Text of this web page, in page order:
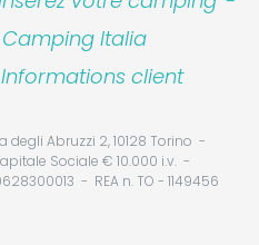
Camping Italia
Informations client
degli Abruzzi 2, 10128 Torino
Sociale € 10.000 i.v.
REA n. TO - 1149456